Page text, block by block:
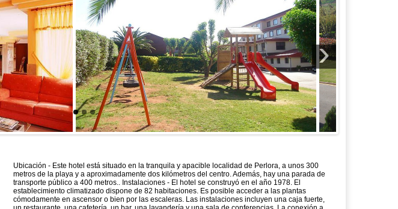
›
Ubicación - Este hotel está situado en la tranquila y apacible localidad de Perlora, a unos 300
metros de la playa y a aproximadamente dos kilómetros del centro. Además, hay una parada de
transporte público a 400 metros.. Instalaciones - El hotel se construyó en el año 1978. El
establecimiento climatizado dispone de 82 habitaciones. Es posible acceder a las plantas
cómodamente en ascensor o bien por las escaleras. Las instalaciones incluyen una caja fuerte,